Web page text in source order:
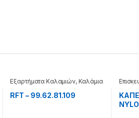
Εξαρτήματα Καλαμιών, Καλάμια
RFT – 99.62.81.109